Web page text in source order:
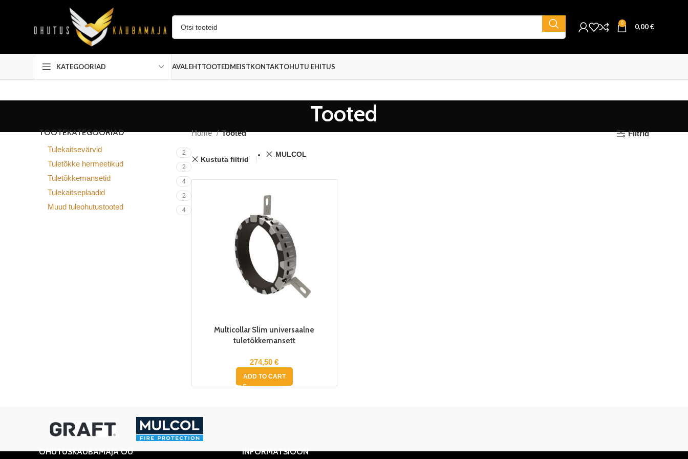
0 0,00€
KATEGOORIAD AVALEHTTOOTEDMEISTKONTAKTOHUTU EHITUS
Tooted
TOOTEKATEGOORIAD
Tulekaitsevärvid 2
Tuletõkke hermeetikud 2
Tuletõkkemansetid 4
Tulekaitseplaadid 2
Muud tuleohutustooted 4
Home Tooted Filtrid
Kustuta filtrid
MULCOL
Multicollar Slim universaalne
tuletõkkemansett
€
ADD TO CART
OHUTUSKAUBAMAJA OÜ INFORMATSIOON